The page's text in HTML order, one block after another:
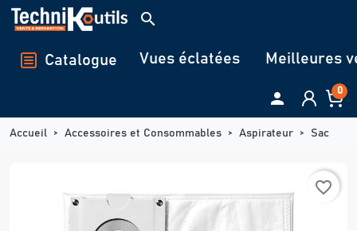
Panneau de gestion des cookies
search
Catalogue Vues éclatées Meilleures
 0
Accueil Accessoires et Consommables Aspirateur Sac
favorite_border